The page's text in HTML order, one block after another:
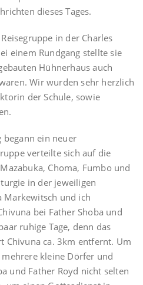
dieses Tages.
in der Charles
einem Rundgang stellte sie
Hühnerhaus auch
Wir wurden sehr herzlich
der Schule, sowie
begann ein neuer
verteilte sich auf die
Choma, Fumbo und
in der jeweiligen
Markewitsch und ich
bei Father Shoba und
ruhige Tage, denn das
Chivuna ca. 3km entfernt. Um
kleine Dörfer und
und Father Royd nicht selten